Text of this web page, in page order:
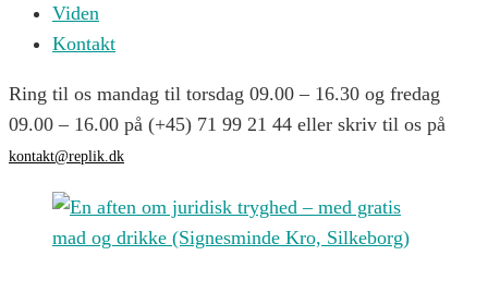
Viden
Kontakt
Ring til os mandag til torsdag 09.00 – 16.30 og fredag
09.00 – 16.00 på (+45) 71 99 21 44 eller skriv til os på
kontakt@replik.dk